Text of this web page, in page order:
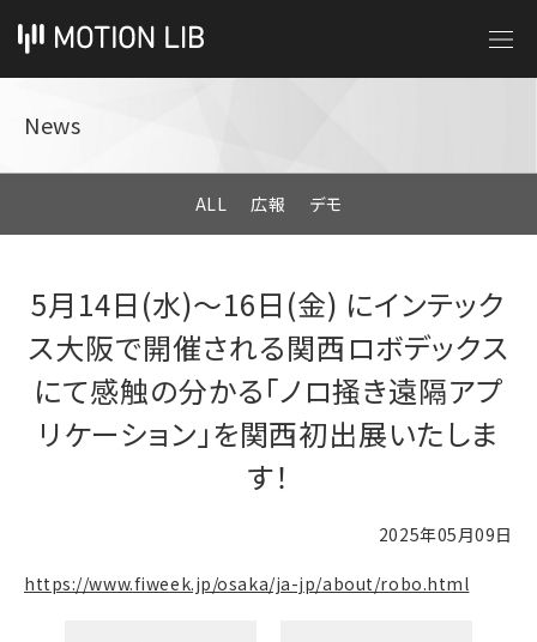
News
ALL 広報 デモ
5月14日(水)～16日(金) にインテック
ス大阪で開催される関西ロボデックス
にて感触の分かる「ノロ掻き遠隔アプ
リケーション」を関西初出展いたしま
す！
2025年05月09日
https://www.fiweek.jp/osaka/ja-jp/about/robo.html